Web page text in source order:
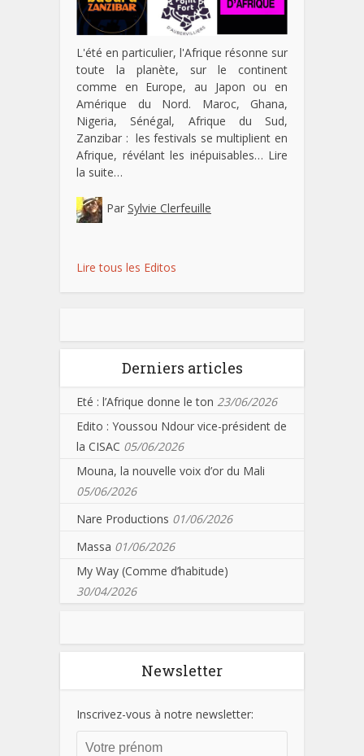
L'été en particulier, l'Afrique résonne sur
toute la planète, sur le continent
comme en Europe, au Japon ou en
Amérique du Nord. Maroc, Ghana,
Nigeria, Sénégal, Afrique du Sud,
Zanzibar : les festivals se multiplient en
Afrique, révélant les inépuisables… Lire
la suite…
Par Sylvie Clerfeuille
Lire tous les Editos
Derniers articles
Eté : l’Afrique donne le ton 23/06/2026
Edito : Youssou Ndour vice-président de
la CISAC 05/06/2026
Mouna, la nouvelle voix d’or du Mali
05/06/2026
Nare Productions 01/06/2026
Massa 01/06/2026
My Way (Comme d’habitude)
30/04/2026
Newsletter
Inscrivez-vous à notre newsletter: